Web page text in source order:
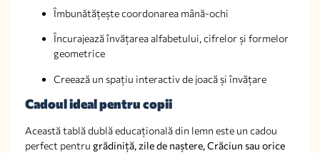
Îmbunătățește coordonarea mână-ochi
Încurajează învățarea alfabetului, cifrelor și formelor
geometrice
Creează un spațiu interactiv de joacă și învățare
Cadoul ideal pentru copii
Această tablă dublă educațională din lemn este un cadou
perfect pentru grădiniță, zile de naștere, Crăciun sau orice